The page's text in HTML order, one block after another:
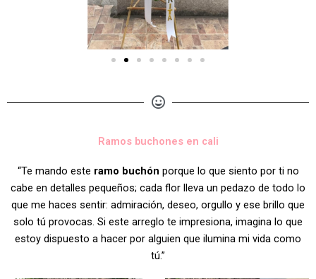
Ramos buchones en cali
“Te mando este ramo buchón porque lo que siento por ti no
cabe en detalles pequeños; cada flor lleva un pedazo de todo lo
que me haces sentir: admiración, deseo, orgullo y ese brillo que
solo tú provocas. Si este arreglo te impresiona, imagina lo que
estoy dispuesto a hacer por alguien que ilumina mi vida como
tú.”